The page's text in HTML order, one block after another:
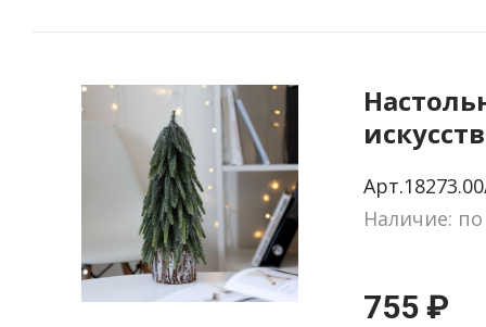
Наличие:
755 ₽